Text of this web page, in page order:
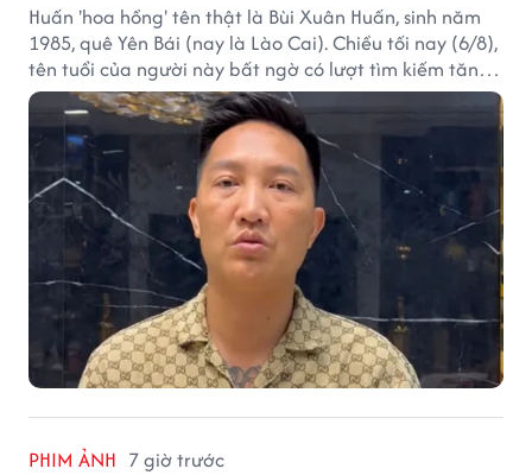
Huấn 'hoa hồng' tên thật là Bùi Xuân Huấn, sinh năm
1985, quê Yên Bái (nay là Lào Cai). Chiều tối nay (6/8),
tên tuổi của người này bất ngờ có lượt tìm kiếm tăng
vọt.
PHIM ẢNH 7 giờ trước